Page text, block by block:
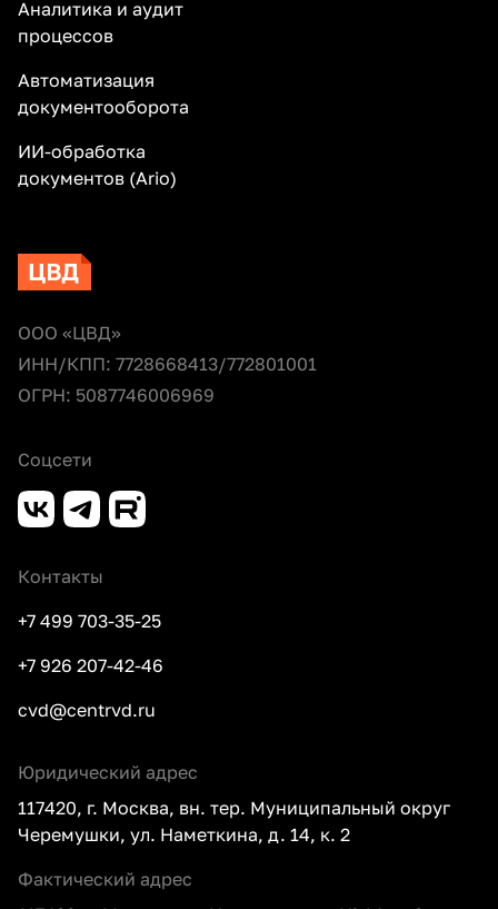
Аналитика и аудит
процессов
Автоматизация
документооборота
ИИ-обработка
документов (Ario)
ООО «ЦВД»
ИНН/КПП: 7728668413/772801001
ОГРН: 5087746006969
Соцсети
Контакты
+7 499 703-35-25
+7 926 207-42-46
cvd@centrvd.ru
Юридический адрес
117420, г. Москва, вн. тер. Муниципальный округ
Черемушки, ул. Наметкина, д. 14, к. 2
Фактический адрес